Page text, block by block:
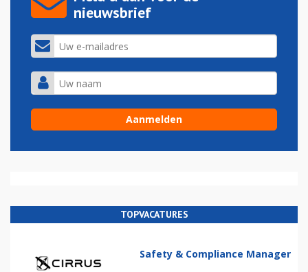
nieuwsbrief
TOPVACATURES
Safety & Compliance Manager